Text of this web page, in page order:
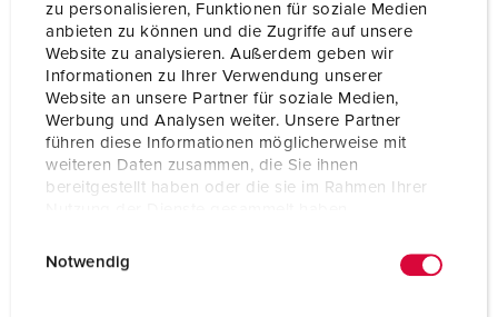
zu personalisieren, Funktionen für soziale Medien
anbieten zu können und die Zugriffe auf unsere
Website zu analysieren. Außerdem geben wir
Informationen zu Ihrer Verwendung unserer
Website an unsere Partner für soziale Medien,
Werbung und Analysen weiter. Unsere Partner
führen diese Informationen möglicherweise mit
weiteren Daten zusammen, die Sie ihnen
bereitgestellt haben oder die sie im Rahmen Ihrer
Notwendig